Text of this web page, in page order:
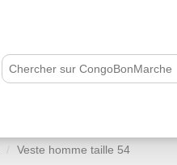
Veste homme taille 54